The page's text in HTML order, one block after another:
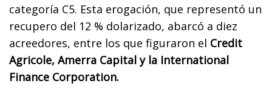
categoría C5. Esta erogación, que representó un
recupero del 12 % dolarizado, abarcó a diez
acreedores, entre los que figuraron el Credit
Agricole, Amerra Capital y la International
Finance Corporation.